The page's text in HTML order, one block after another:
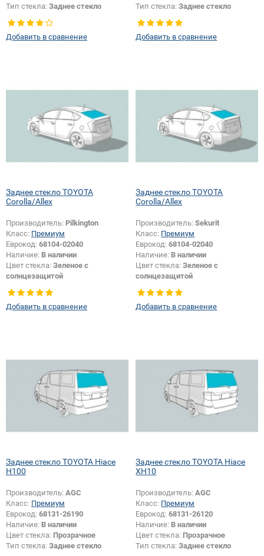
Тип стекла: Заднее стекло
Добавить в сравнение
Тип стекла:Заднее стекло
Добавить в сравнение
Заднее стекло TOYOTA
Corolla/Allex
Производитель: Pilkington
Класс: Премиум
Еврокод: 68104-02040
Наличие: В наличии
Цвет стекла: Зеленое с
солнцезащитой
Тип стекла: Заднее стекло
Изменение обогрева:
Добавить в сравнение
Заднее стекло TOYOTA
Corolla/Allex
Производитель:Sekurit
Класс: Премиум
Еврокод:68104-02040
Наличие: В наличии
Цвет стекла:Зеленое с
солнцезащитой
Тип стекла:Заднее стекло
Изменение обогрева:
Добавить в сравнение
Заднее стекло TOYOTA Hiace
H100
Производитель: AGC
Класс: Премиум
Еврокод: 68131-26190
Наличие: В наличии
Цвет стекла: Прозрачное
Тип стекла: Заднее стекло
Заднее стекло TOYOTA Hiace
XH10
Производитель:AGC
Класс: Премиум
Еврокод:68131-26120
Наличие: В наличии
Цвет стекла: Прозрачное
Тип стекла:Заднее стекло